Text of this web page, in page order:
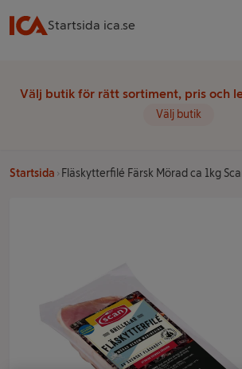
Startsida ica.se
Välj butik för rätt sortiment, pris och
Välj butik
Startsida Fläskytterfilé Färsk Mörad ca 1kg